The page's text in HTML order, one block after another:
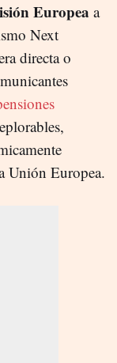
Europea a
Next
directa o
Unión Europea.